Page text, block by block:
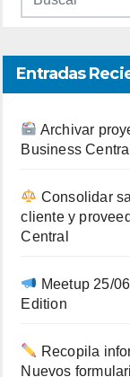
Entradas
Archivar
Business Central
Consolidar
cliente y
Central
Meetup 25/
Edition
Recopila
Nuevos